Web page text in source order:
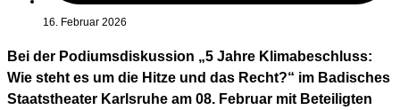
16. Februar 2026
Bei der Podiumsdiskussion „5 Jahre Klimabeschluss:
Wie steht es um die Hitze und das Recht?“ im Badisches
Staatstheater Karlsruhe am 08. Februar mit Beteiligten